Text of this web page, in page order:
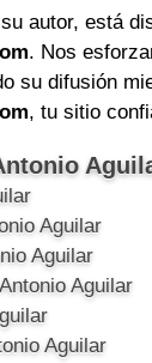
autor, está
. Nos
su difusión
, tu sitio
Aguilar
Aguilar
Aguilar
Aguilar